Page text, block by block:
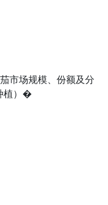
市场规模、份额及分
植）�